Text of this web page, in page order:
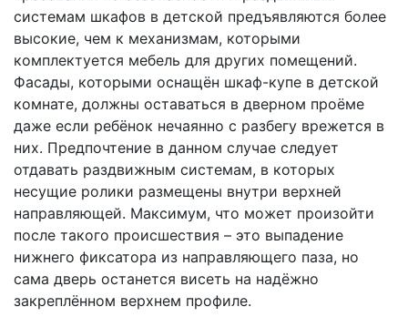
системам шкафов в детской предъявляются более
высокие, чем к механизмам, которыми
комплектуется мебель для других помещений.
Фасады, которыми оснащён шкаф-купе в детской
комнате, должны оставаться в дверном проёме
даже если ребёнок нечаянно с разбегу врежется в
них. Предпочтение в данном случае следует
отдавать раздвижным системам, в которых
несущие ролики размещены внутри верхней
направляющей. Максимум, что может произойти
после такого происшествия – это выпадение
нижнего фиксатора из направляющего паза, но
сама дверь останется висеть на надёжно
закреплённом верхнем профиле.